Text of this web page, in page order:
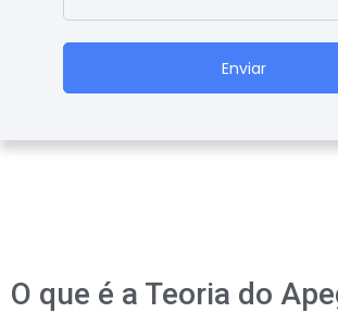
Enviar
O que é a Teoria do